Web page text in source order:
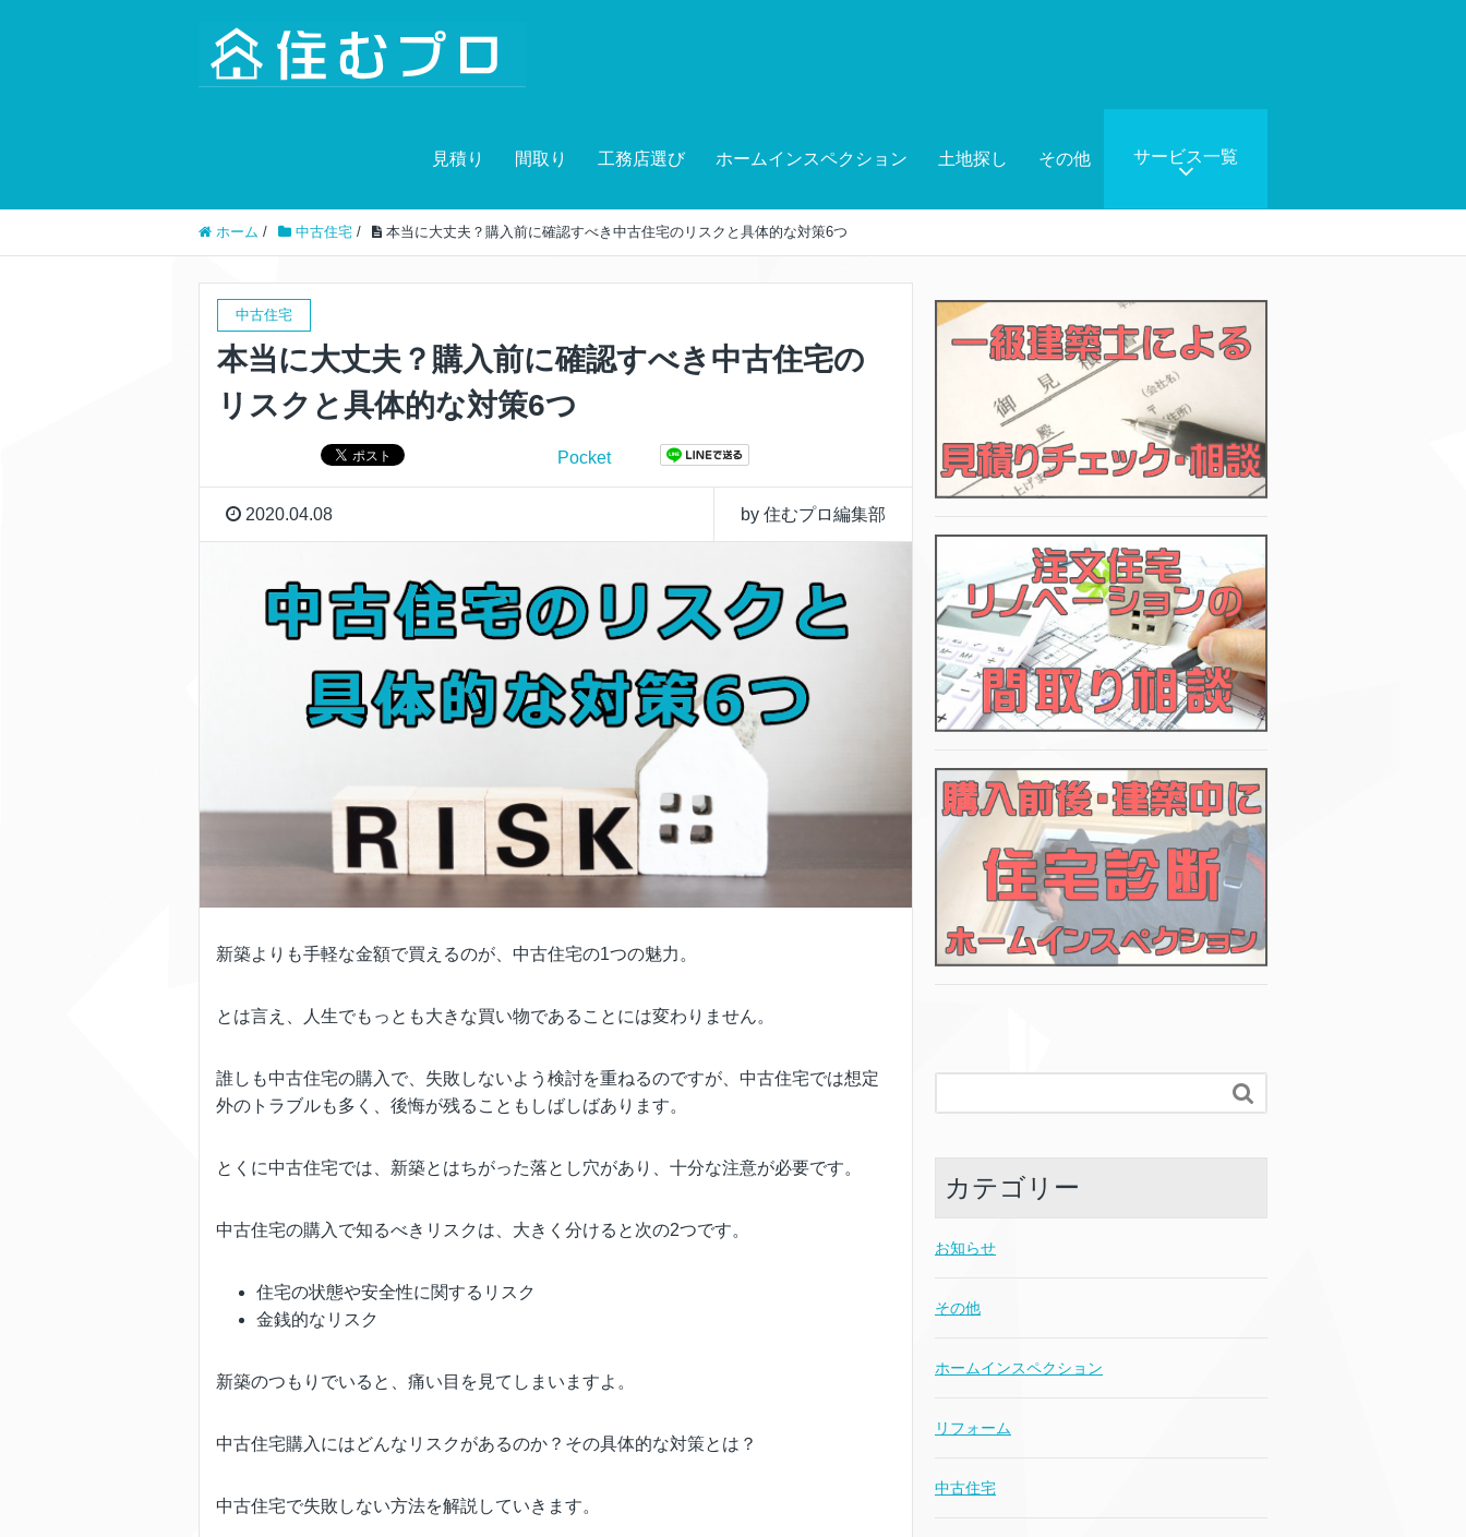
サービス一覧
見積り 間取り 工務店選び ホームインスペクション 土地探し その他
ホーム / 中古住宅 / 本当に大丈夫？購入前に確認すべき中古住宅のリスクと具体的な対策6つ
中古住宅
本当に大丈夫？購入前に確認すべき中古住宅の
リスクと具体的な対策6つ
Pocket
2020.04.08 by 住むプロ編集部
新築よりも手軽な金額で買えるのが、中古住宅の1つの魅力。
とは言え、人生でもっとも大きな買い物であることには変わりません。
誰しも中古住宅の購入で、失敗しないよう検討を重ねるのですが、中古住宅では想定
外のトラブルも多く、後悔が残ることもしばしばあります。
とくに中古住宅では、新築とはちがった落とし穴があり、十分な注意が必要です。
中古住宅の購入で知るべきリスクは、大きく分けると次の2つです。
住宅の状態や安全性に関するリスク
金銭的なリスク
新築のつもりでいると、痛い目を見てしまいますよ。
中古住宅購入にはどんなリスクがあるのか？その具体的な対策とは？
中古住宅で失敗しない方法を解説していきます。

カテゴリー
お知らせ
その他
ホームインスペクション
リフォーム
中古住宅